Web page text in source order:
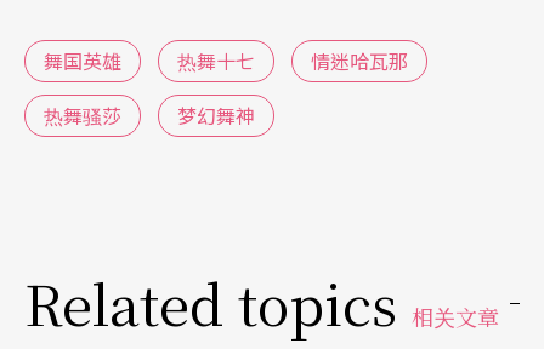
舞」的命题下，一位法国年轻人为自我证明，宁愿
忍受紫外线灯照的辛苦，把自己装扮成皮肤古铜色
过，电影中最使古巴文化自成主体的段落是：当法
国女孩发现她爱上的原来是法国人而不是古巴人，
舞国英雄 热舞十七
情迷哈瓦那
热舞骚莎
梦幻舞神
Related topics 相关文章